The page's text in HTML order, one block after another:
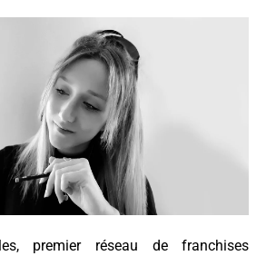
premier réseau de franchises